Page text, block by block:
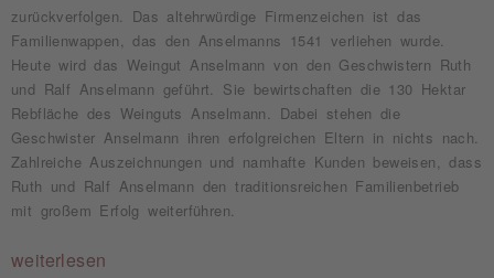
zurückverfolgen. Das altehrwürdige Firmenzeichen ist das
Familienwappen, das den Anselmanns 1541 verliehen wurde.
Heute wird das Weingut Anselmann von den Geschwistern Ruth
und Ralf Anselmann geführt. Sie bewirtschaften die 130 Hektar
Rebfläche des Weinguts Anselmann. Dabei stehen die
Geschwister Anselmann ihren erfolgreichen Eltern in nichts nach.
Zahlreiche Auszeichnungen und namhafte Kunden beweisen, dass
Ruth und Ralf Anselmann den traditionsreichen Familienbetrieb
mit großem Erfolg weiterführen.
weiterlesen